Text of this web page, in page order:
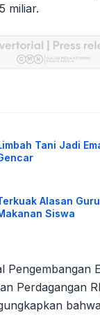
miliar.
Tani Jadi
Alasan
Siswa
Pengembangan
Perdagangan